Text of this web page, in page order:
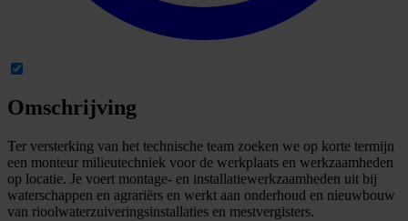
Omschrijving
Ter versterking van het technische team zoeken we op korte termijn
een monteur milieutechniek voor de werkplaats en werkzaamheden
op locatie. Je voert montage- en installatiewerkzaamheden uit bij
waterschappen en agrariërs en werkt aan onderhoud en nieuwbouw
van rioolwaterzuiveringsinstallaties en mestvergisters.